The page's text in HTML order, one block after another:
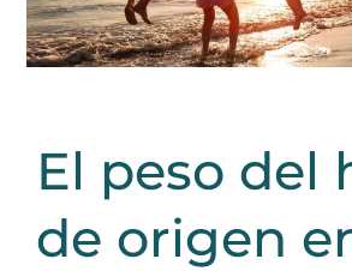
El peso del
de origen